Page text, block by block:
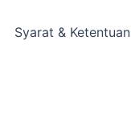
Syarat & Ketentuan